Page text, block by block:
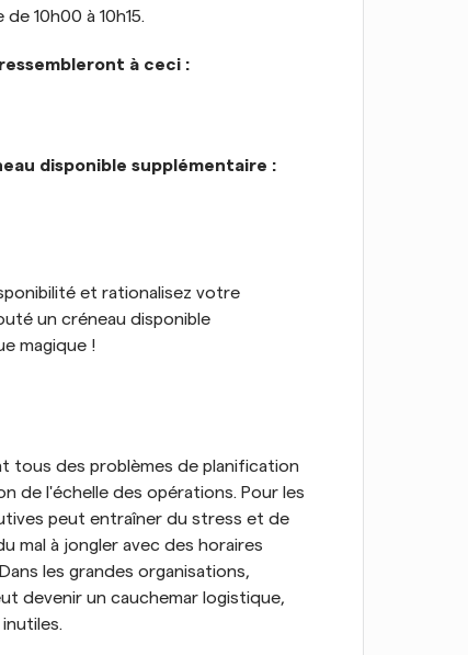
10h00 à 10h15.
à ceci :
disponible supplémentaire :
et rationalisez votre
un créneau disponible
magique !
tous des problèmes de planification
de l'échelle des opérations. Pour les
peut entraîner du stress et de
mal à jongler avec des horaires
les grandes organisations,
devenir un cauchemar logistique,